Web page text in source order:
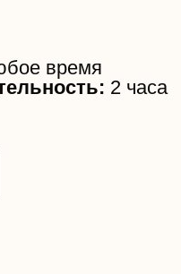
время
2 часа